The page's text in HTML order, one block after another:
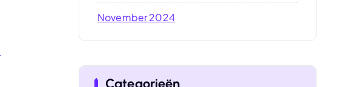
November 2024
Categorieën